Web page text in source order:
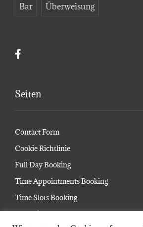
Bar Überweisung
Seiten
Contact Form
Cookie Richtlinie
Full Day Booking
Time Appointments Booking
Time Slots Booking
Startseite